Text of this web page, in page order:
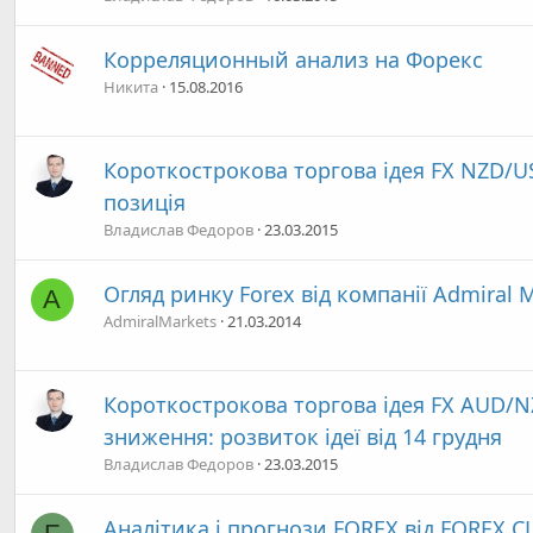
Корреляционный анализ на Форекс
Никита 15.08.2016
Короткострокова торгова ідея FX NZD/
позиція
Владислав Федоров 23.03.2015
A Огляд ринку Forex від компанії Admiral
AdmiralMarkets 21.03.2014
Короткострокова торгова ідея FX AUD/
зниження: розвиток ідеї від 14 грудня
Владислав Федоров 23.03.2015